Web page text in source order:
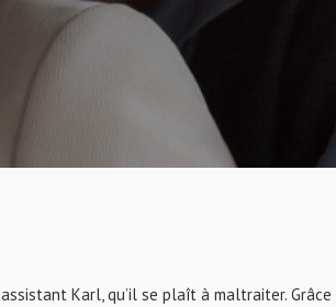
Karl, qu’il se plaît à maltraiter.